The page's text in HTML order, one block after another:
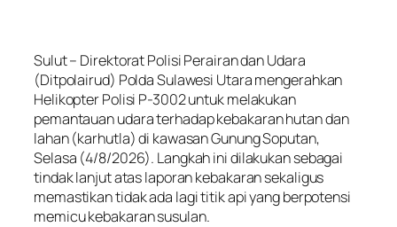
Sulut – Direktorat Polisi Perairan dan Udara
(Ditpolairud) Polda Sulawesi Utara mengerahkan
Helikopter Polisi P-3002 untuk melakukan
pemantauan udara terhadap kebakaran hutan dan
lahan (karhutla) di kawasan Gunung Soputan,
Selasa (4/8/2026). Langkah ini dilakukan sebagai
tindak lanjut atas laporan kebakaran sekaligus
memastikan tidak ada lagi titik api yang berpotensi
memicu kebakaran susulan.